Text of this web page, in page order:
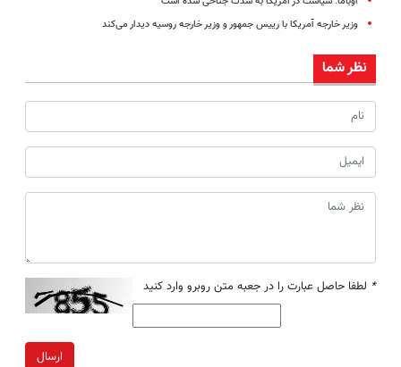
وزیر خارجه آمریکا با رییس جمهور و وزیر خارجه روسیه دیدار مى‌کند
نظر شما
* لطفا حاصل عبارت را در جعبه متن روبرو وارد کنید
ارسال